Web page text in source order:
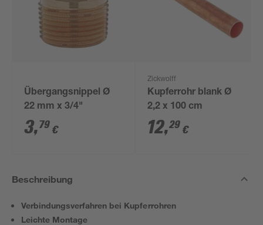
Übergangsnippel Ø
22 mm x 3/4"
3,79 €
Zickwolff
Kupferrohr blank Ø
2,2 x 100 cm
12,29 €
Beschreibung
Verbindungsverfahren bei Kupferrohren
Leichte Montage